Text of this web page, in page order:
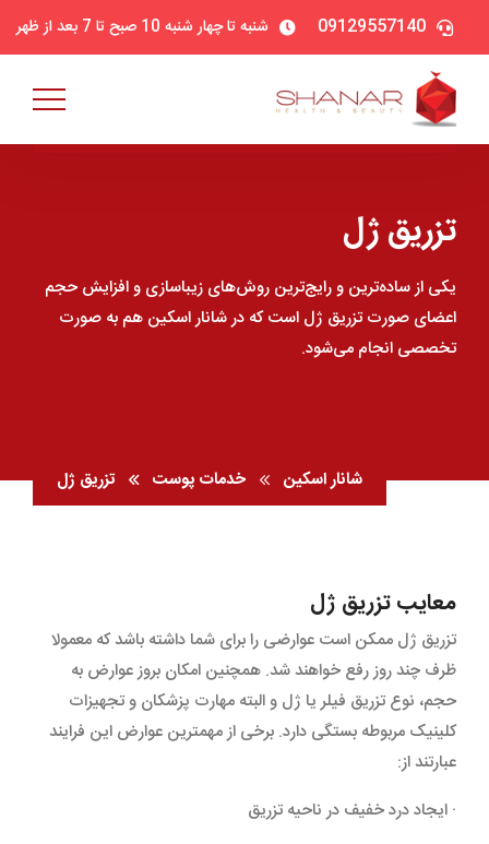
09129557140 شنبه تا چهار شنبه 10 صبح تا 7 بعد از ظهر
تزریق ژل
یکی از ساده‌ترین و رایج‌ترین روش‌های زیبا‌سازی و افزایش حجم
اعضای صورت تزریق ژل است که در شانار اسکین هم به صورت
تخصصی انجام می‌شود.
شانار اسکین خدمات پوست تزریق ژل
معایب تزریق ژل
تزریق ژل ممکن است عوارضی را برای شما داشته باشد که معمولا
ظرف چند روز رفع خواهند شد. همچنین امکان بروز عوارض به
حجم، نوع تزریق فیلر یا ژل و البته مهارت پزشکان و تجهیزات
کلینیک مربوطه بستگی دارد. برخی از مهمترین عوارض این فرایند
عبارتند از:
· ایجاد درد خفیف در ناحیه تزریق